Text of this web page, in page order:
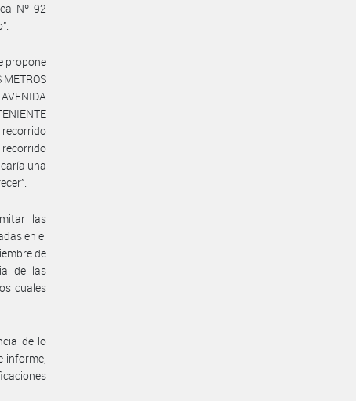
Nº 92
propone
recorrido
una
las
en el
de
de las
cuales
de lo
informe,